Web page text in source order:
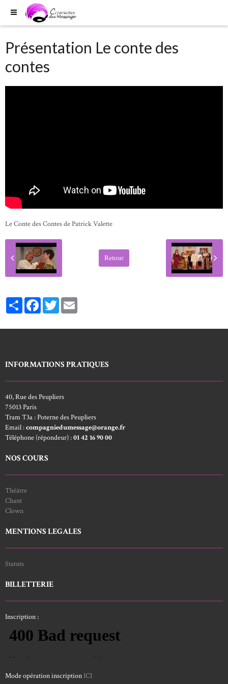
Présentation Le conte des
contes
Le Conte des Contes de Patrick Valette
Retour
PartagerFacebookTwitter
INFORMATIONS PRATIQUES
40, Rue des Peupliers
75013 Paris
Tram T3a : Poterne des Peupliers
Email :compagniedumessage@orange.fr
Téléphone (répondeur) :01 42 16 90 00
NOS COURS
Théâtre
Chant
Clown
MENTIONS LEGALES
Statuts
BILLETTERIE
Inscription :
Mode opération inscription ICI